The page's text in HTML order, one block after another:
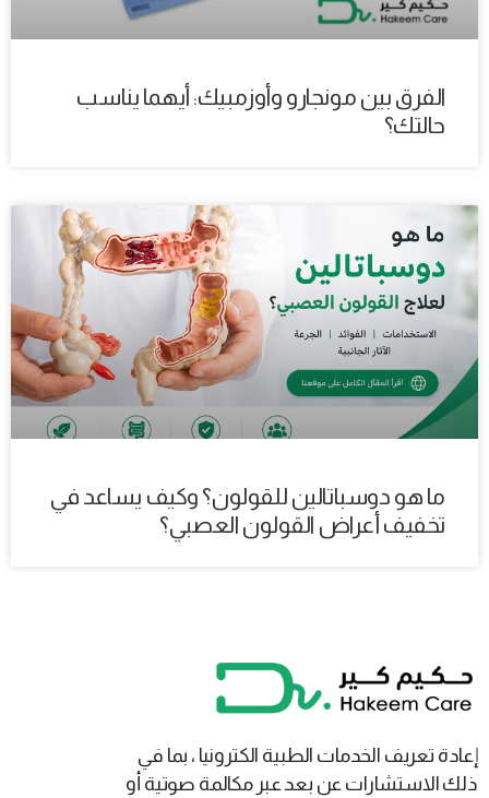
الفرق بين مونجارو وأوزمبيك: أيهما يناسب
حالتك؟
ما هو دوسباتالين للقولون؟ وكيف يساعد في
تخفيف أعراض القولون العصبي؟
إعادة تعريف الخدمات الطبية الكترونيا ، بما في
ذلك الاستشارات عن بعد عبر مكالمة صوتية أو